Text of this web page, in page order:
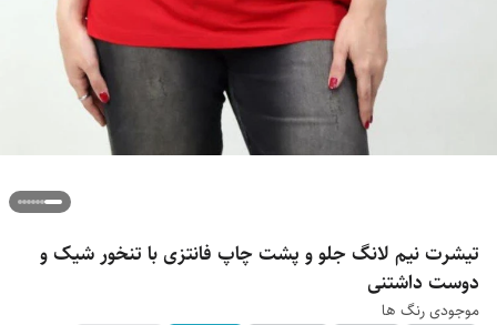
تیشرت نیم لانگ جلو و پشت چاپ فانتزی با تنخور شیک و
دوست داشتنی
موجودی رنگ ها